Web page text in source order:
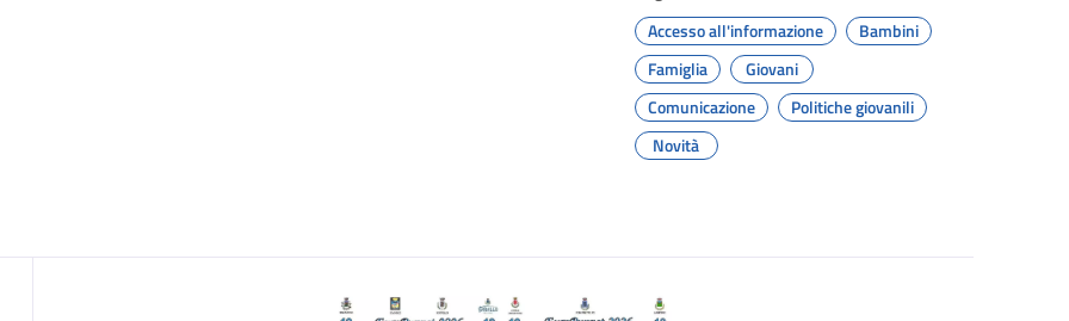
Accesso all'informazione
Bambini
Famiglia
Giovani
Comunicazione
Politiche giovanili
Novità